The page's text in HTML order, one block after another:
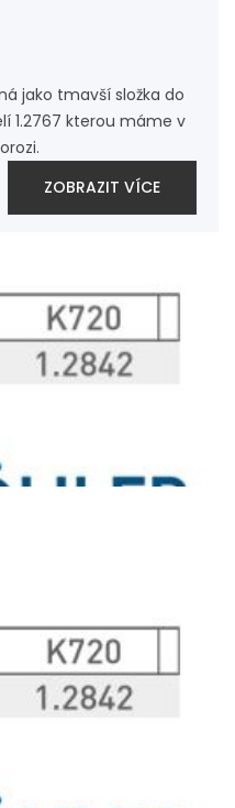
jako tmavší složka do
1.2767 kterou máme v
ZOBRAZIT VÍCE